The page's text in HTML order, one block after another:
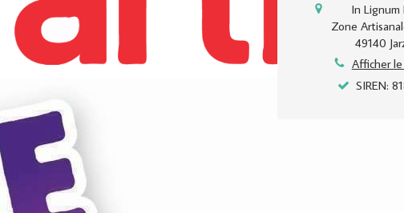
In Lignum
Zone
49140
Afficher
SIREN: